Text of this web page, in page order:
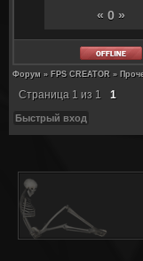
« 0 »
Форум » FPS CREATOR »
Страница 1 из 1 1